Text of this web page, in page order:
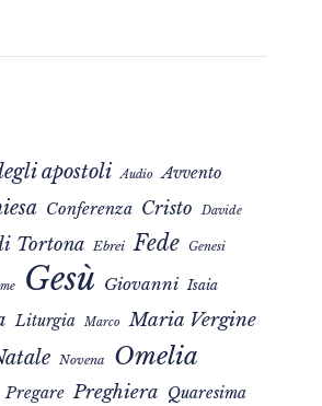
apostoli Audio Avvento
Conferenza Cristo Davide
Tortona Ebrei Fede Genesi
Gesù Giovanni Isaia
Liturgia Marco Maria Vergine
Novena Omelia
Pregare Preghiera Quaresima